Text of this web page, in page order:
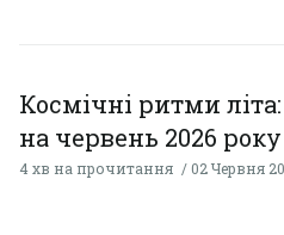
Космічні ритми
на червень 2026 року
4 хв на прочитання 02 Червня